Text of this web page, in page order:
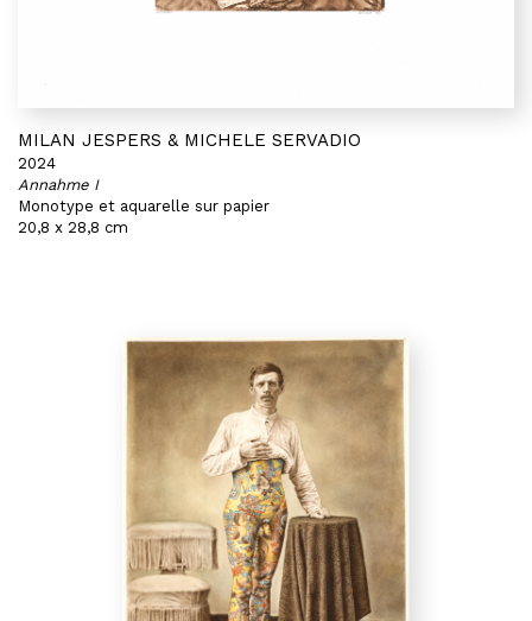
MILAN JESPERS & MICHELE SERVADIO
2024
Annahme I
Monotype et aquarelle sur papier
20,8 x 28,8 cm